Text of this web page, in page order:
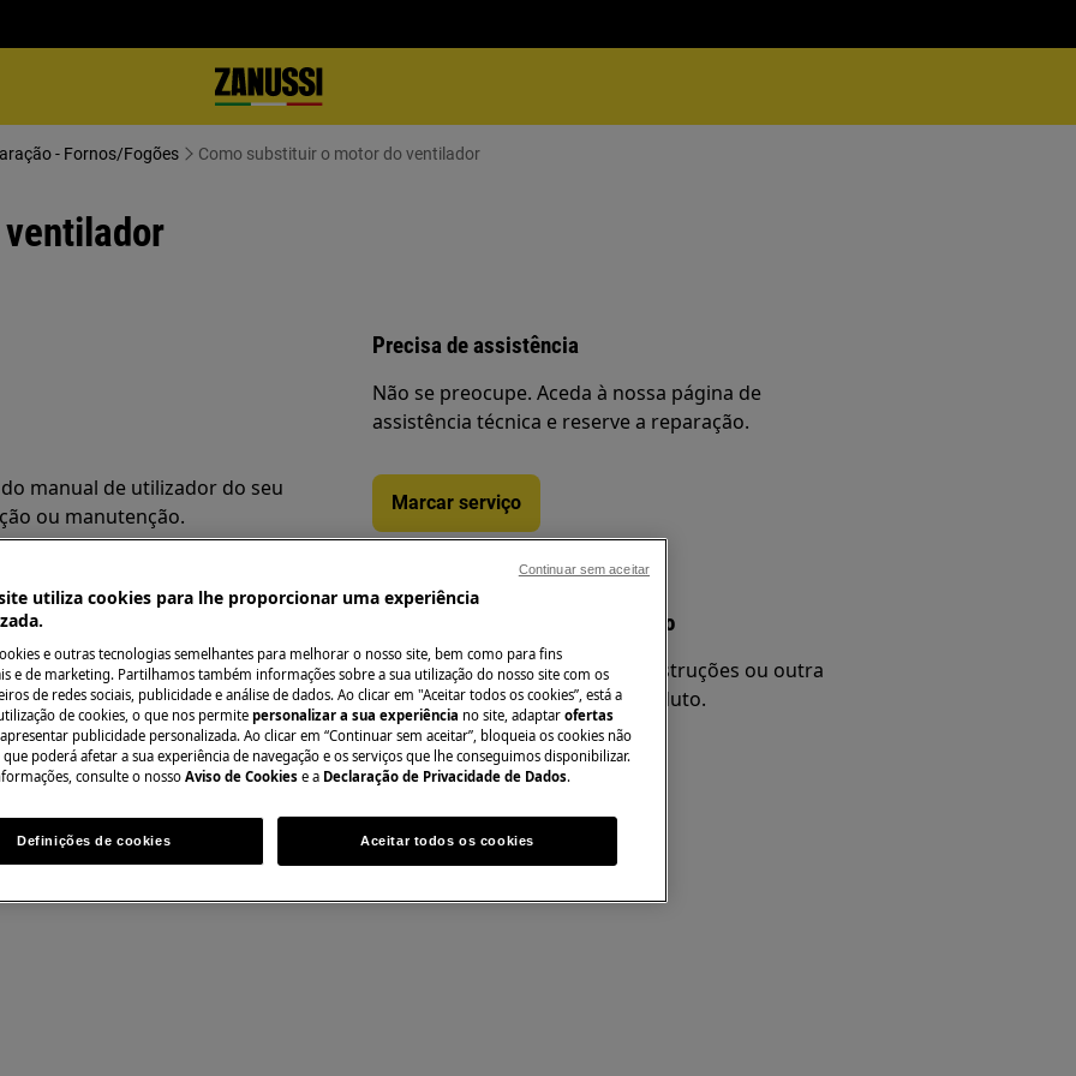
- Fornos/Fogões Como substituir o motor do ventilador
manual de utilizador do seu
ou manutenção.
desative o aparelho e
Precisa de assistência
Não se preocupe. Aceda à nossa página de
assistência técnica e reserve a reparação.
Marcar serviço
Encontre o seu manual do produto
Resolva problemas e procure instruções ou outra
documentação sobre o seu produto.
Encontrar manual
utiliza cookies para lhe proporcionar uma experiência
e outras tecnologias semelhantes para melhorar o nosso site, bem como para fins
e de marketing. Partilhamos também informações sobre a sua utilização do nosso site com os
de redes sociais, publicidade e análise de dados. Ao clicar em "Aceitar todos os cookies”, está a
de cookies, o que nos permite personalizar a sua experiência no site, adaptar ofertas
publicidade personalizada. Ao clicar em “Continuar sem aceitar”, bloqueia os cookies não
que poderá afetar a sua experiência de navegação e os serviços que lhe conseguimos disponibilizar.
consulte o nosso Aviso de Cookies e a Declaração de Privacidade de Dados.
Definições de cookies Aceitar todos os cookies
Continuar sem aceitar